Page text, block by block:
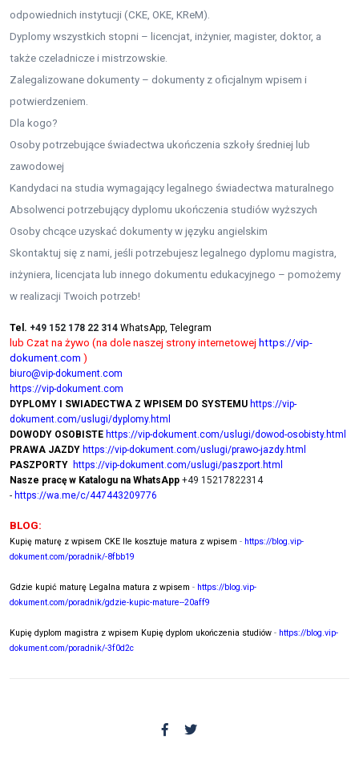
odpowiednich instytucji (CKE, OKE, KReM).
Dyplomy wszystkich stopni – licencjat, inżynier, magister, doktor, a
także czeladnicze i mistrzowskie.
Zalegalizowane dokumenty – dokumenty z oficjalnym wpisem i
potwierdzeniem.
Dla kogo?
Osoby potrzebujące świadectwa ukończenia szkoły średniej lub
zawodowej
Kandydaci na studia wymagający legalnego świadectwa maturalnego
Absolwenci potrzebujący dyplomu ukończenia studiów wyższych
Osoby chcące uzyskać dokumenty w języku angielskim
Skontaktuj się z nami, jeśli potrzebujesz legalnego dyplomu magistra,
inżyniera, licencjata lub innego dokumentu edukacyjnego – pomożemy
w realizacji Twoich potrzeb!
Tel. +49 152 178 22 314 WhatsApp, Telegram
lub Czat na żywo (na dole naszej strony internetowej https://vip-
dokument.com )
biuro@vip-dokument.com
https://vip-dokument.com
DYPLOMY I SWIADECTWA Z WPISEM DO SYSTEMU https://vip-
dokument.com/uslugi/dyplomy.html
DOWODY OSOBISTE https://vip-dokument.com/uslugi/dowod-osobisty.html
PRAWA JAZDY https://vip-dokument.com/uslugi/prawo-jazdy.html
PASZPORTY https://vip-dokument.com/uslugi/paszport.html
Nasze pracę w Katalogu na WhatsApp +49 15217822314
- https://wa.me/c/447443209776
BLOG:
Kupię maturę z wpisem CKE Ile kosztuje matura z wpisem - https://blog.vip-
dokument.com/poradnik/-8fbb19
Gdzie kupić maturę Legalna matura z wpisem - https://blog.vip-
dokument.com/poradnik/gdzie-kupic-mature--20aff9
Kupię dyplom magistra z wpisem Kupię dyplom ukończenia studiów - https://blog.vip-
dokument.com/poradnik/-3f0d2c